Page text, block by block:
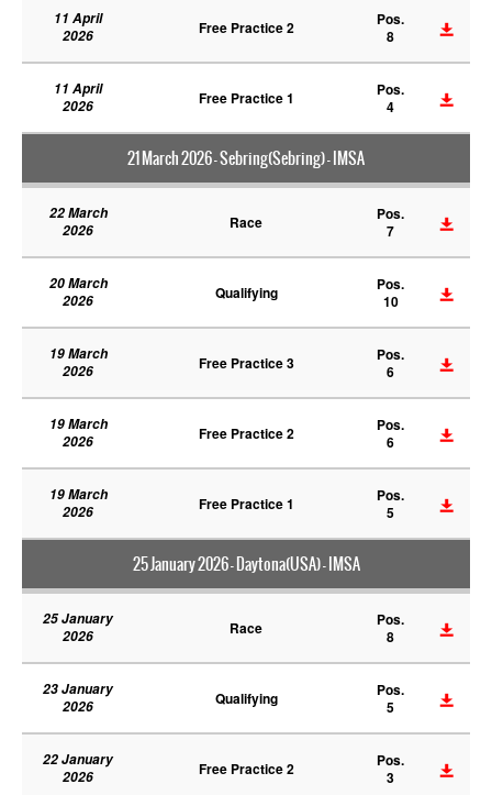
11 April
2026
Free Practice 2
Pos.
8
11 April
2026
Free Practice 1
Pos.
4
21 March 2026 - Sebring(Sebring) - IMSA
22 March
2026
Race
Pos.
7
20 March
2026
Qualifying
Pos.
10
19 March
2026
Free Practice 3
Pos.
6
19 March
2026
Free Practice 2
Pos.
6
19 March
2026
Free Practice 1
Pos.
5
25 January 2026 - Daytona(USA) - IMSA
25 January
2026
Race
Pos.
8
23 January
2026
Qualifying
Pos.
5
22 January
2026
Free Practice 2
Pos.
3